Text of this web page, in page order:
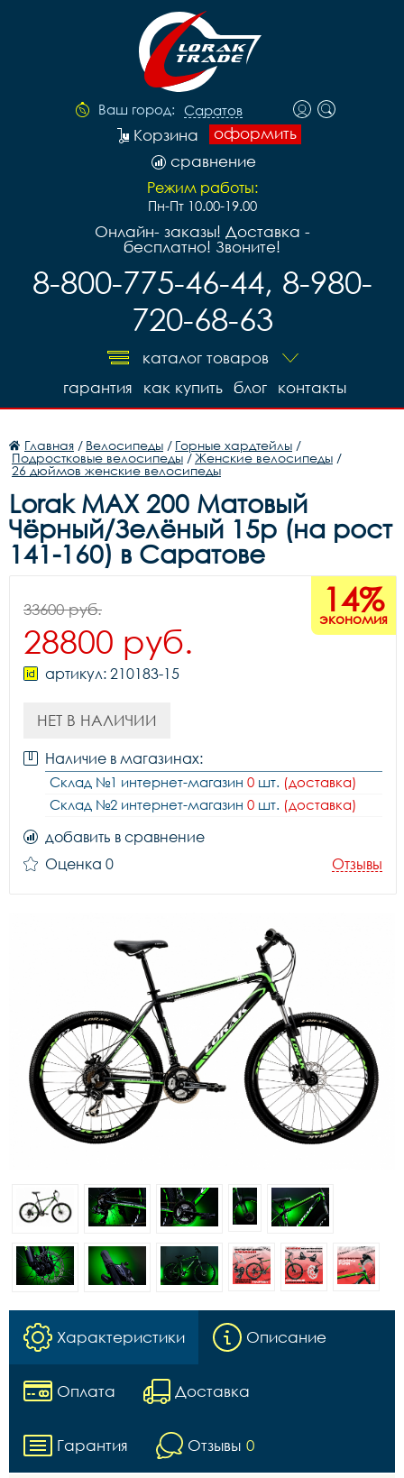
Ваш город: Саратов
оформить
Корзина
сравнение
Режим работы:
Пн-Пт 10.00-19.00
Онлайн- заказы! Доставка -
бесплатно! Звоните!
8-800-775-46-44, 8-980-
720-68-63
каталог товаров
контакты
блог
как купить
гарантия
Главная / Велосипеды / Горные хардтейлы /
Подростковые велосипеды / Женские велосипеды /
26 дюймов женские велосипеды
Lorak MAX 200 Матовый
Чёрный/Зелёный 15р (на рост
141-160) в Саратове
14%
экономия
33600 руб.
28800 руб.
артикул: 210183-15
НЕТ В НАЛИЧИИ
Наличие в магазинах:
Склад №1 интернет-магазин 0 шт. (доставка)
Склад №2 интернет-магазин 0 шт. (доставка)
добавить в сравнение
Оценка 0
Отзывы
Характеристики Описание
Оплата Доставка
Гарантия Отзывы 0